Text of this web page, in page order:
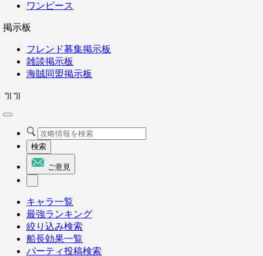
ワンピース
掲示板
フレンド募集掲示板
雑談掲示板
海賊同盟掲示板
"}] "}]
検索
ご意見
キャラ一覧
最強ランキング
絞り込み検索
船長効果一覧
パーティ投稿検索